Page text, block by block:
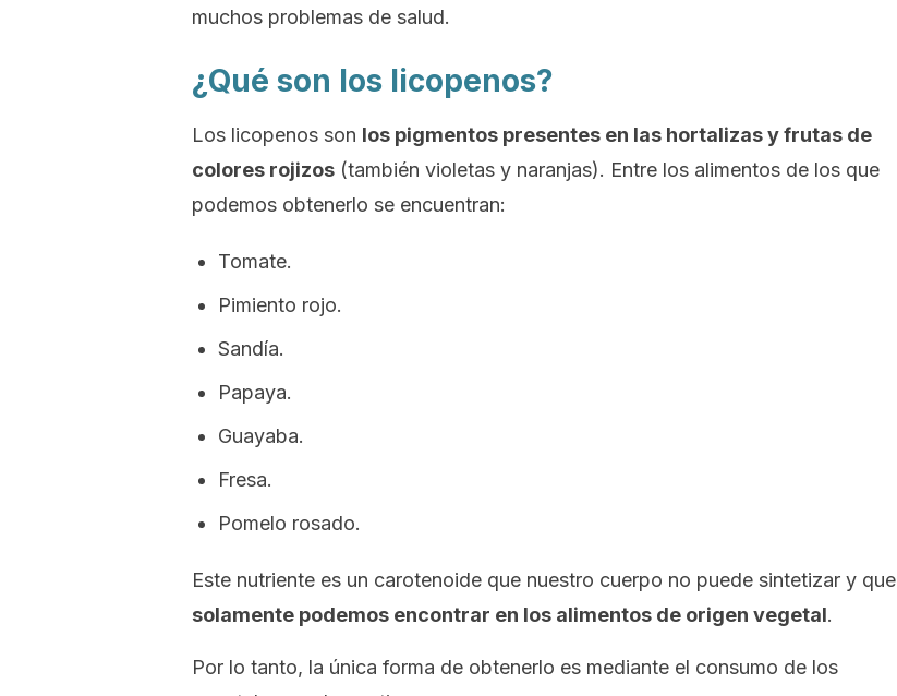
muchos problemas de salud.
¿Qué son los licopenos?
Los licopenos son los pigmentos presentes en las hortalizas y frutas de
colores rojizos (también violetas y naranjas). Entre los alimentos de los que
podemos obtenerlo se encuentran:
Tomate.
Pimiento rojo.
Sandía.
Papaya.
Guayaba.
Fresa.
Pomelo rosado.
Este nutriente es un carotenoide que nuestro cuerpo no puede sintetizar y que
solamente podemos encontrar en los alimentos de origen vegetal.
Por lo tanto, la única forma de obtenerlo es mediante el consumo de los